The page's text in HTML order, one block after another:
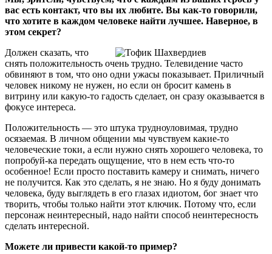
вас есть контакт, что вы их любите. Вы как-то говорили,
что хотите в каждом человеке найти лучшее. Наверное, в
этом секрет?
Должен сказать, что
снять положительность очень трудно. Телевидение часто
обвиняют в том, что оно одни ужасы показывает. Приличный
человек никому не нужен, но если он бросит камень в
витрину или какую-то гадость сделает, он сразу оказывается в
фокусе интереса.
Положительность — это штука трудноуловимая, трудно
осязаемая. В личном общении мы чувствуем какие-то
человеческие токи, а если нужно снять хорошего человека, то
попробуй-ка передать ощущение, что в нем есть что-то
особенное! Если просто поставить камеру и снимать, ничего
не получится. Как это сделать, я не знаю. Но я буду донимать
человека, буду выглядеть в его глазах идиотом, бог знает что
творить, чтобы только найти этот ключик. Потому что, если
персонаж неинтересный, надо найти способ неинтересность
сделать интересной.
Можете ли привести какой-то пример?